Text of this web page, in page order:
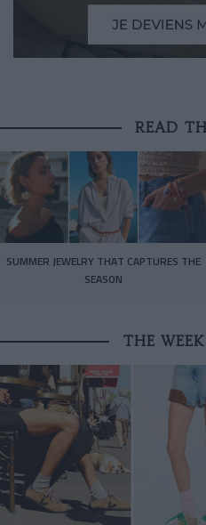
READ
SUMMER JEWELRY THAT CAPTURES THE
SEASON
THE